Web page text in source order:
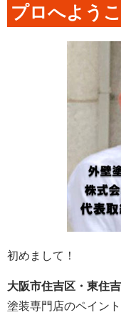
プロへよう
初めまして！
大阪市住吉区・東住
塗装専門店のペイント